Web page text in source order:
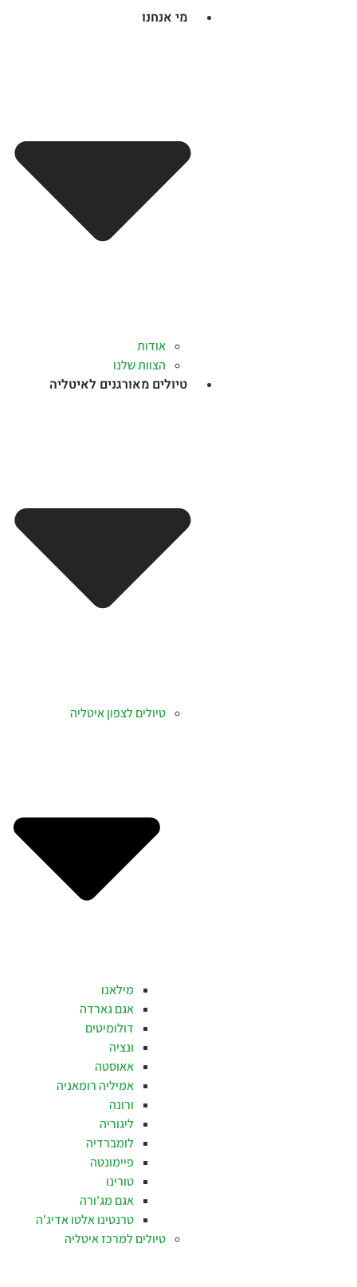
מי אנחנו
אודות
הצוות שלנו
טיולים מאורגנים לאיטליה
טיולים לצפון איטליה
מילאנו
אגם גארדה
דולומיטים
ונציה
אאוסטה
אמיליה רומאניה
ורונה
ליגוריה
לומברדיה
פיימונטה
טורינו
אגם מג'ורה
טרנטינו אלטו אדיג'ה
טיולים למרכז איטליה